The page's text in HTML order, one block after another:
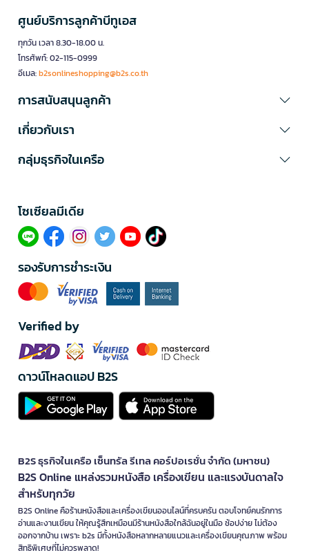
ศูนย์บริการลูกค้าบีทูเอส
ทุกวัน เวลา 8.30-18.00 น.
โทรศัพท์: 02-115-0999
อีเมล:b2sonlineshopping@b2s.co.th
การสนับสนุนลูกค้า
เกี่ยวกับเรา
กลุ่มธุรกิจในเครือ
โซเซียลมีเดีย​
รองรับการชำระเงิน
Verified by
ดาวน์โหลดแอป B2S
B2S ธุรกิจในเครือ เซ็นทรัล รีเทล คอร์ปอเรชั่น จำกัด (มหาชน)
B2S Online แหล่งรวมหนังสือ เครื่องเขียน และแรงบันดาลใจ
สำหรับทุกวัย
B2S Online คือร้านหนังสือและเครื่องเขียนออนไลน์ที่ครบครัน ตอบโจทย์คนรักการ
อ่านและงานเขียน ให้คุณรู้สึกเหมือนมีร้านหนังสือใกล้ฉันอยู่ในมือ ช้อปง่าย ไม่ต้อง
ออกจากบ้าน เพราะ b2s มีทั้งหนังสือหลากหลายแนวและเครื่องเขียนคุณภาพ พร้อม
สิทธิพิเศษที่ไม่ควรพลาด!